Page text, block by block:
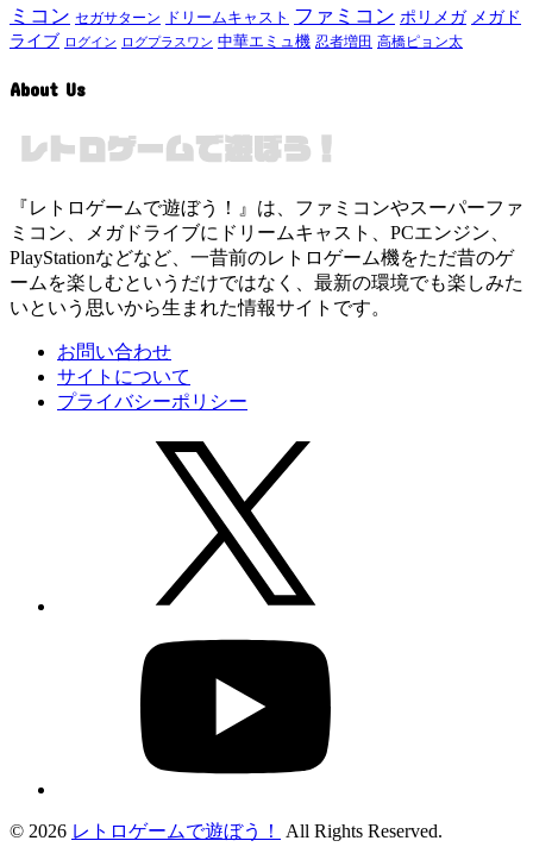
ミコン セガサターン ドリームキャスト ファミコン ポリメガ メガド
ライブ ログイン ログプラスワン 中華エミュ機 忍者増田 高橋ピョン太
About Us
『レトロゲームで遊ぼう！』は、ファミコンやスーパーファ
ミコン、メガドライブにドリームキャスト、PCエンジン、
PlayStationなどなど、一昔前のレトロゲーム機をただ昔のゲ
ームを楽しむというだけではなく、最新の環境でも楽しみた
いという思いから生まれた情報サイトです。
お問い合わせ
サイトについて
プライバシーポリシー
© 2026 レトロゲームで遊ぼう！ All Rights Reserved.